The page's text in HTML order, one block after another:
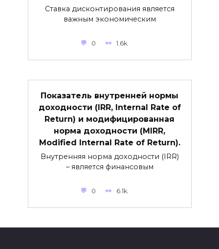
Ставка дисконтирования является
важным экономическим
0 1.6k.
Показатель внутренней нормы
доходности (IRR, Internal Rate of
Return) и модифицированная
норма доходности (MIRR,
Modified Internal Rate of Return).
Внутренняя норма доходности (IRR)
– является финансовым
0 6.1k.